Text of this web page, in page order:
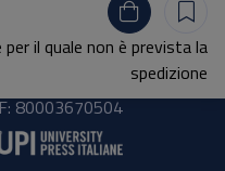
il quale non è prevista la
spedizione
44 56126 Pisa
80003670504